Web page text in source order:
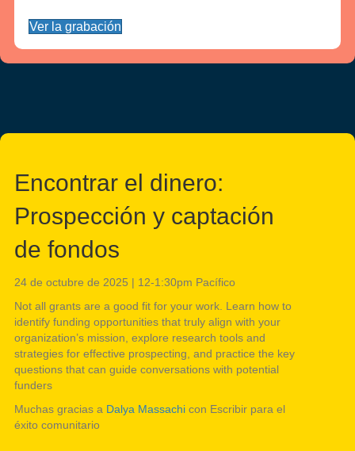
Ver la grabación
Encontrar el dinero:
Prospección y captación
de fondos
24 de octubre de 2025 | 12-1:30pm Pacífico
Not all grants are a good fit for your work. Learn how to
identify funding opportunities that truly align with your
organization’s mission, explore research tools and
strategies for effective prospecting, and practice the key
questions that can guide conversations with potential
funders
Muchas gracias a Dalya Massachi con Escribir para el
éxito comunitario